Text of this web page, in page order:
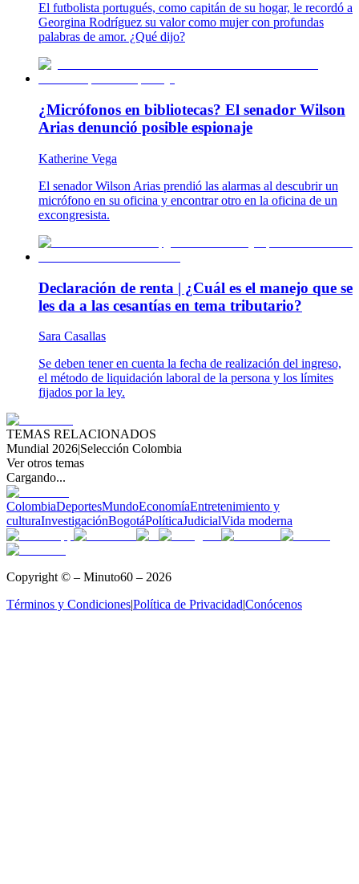
El futbolista portugués, como capitán de su hogar, le recordó a
Georgina Rodríguez su valor como mujer con profundas
palabras de amor. ¿Qué dijo?
¿Micrófonos en bibliotecas? El senador Wilson
Arias denunció posible espionaje
Katherine Vega
El senador Wilson Arias prendió las alarmas al descubrir un
micrófono en su oficina y encontrar otro en la oficina de un
excongresista.
Declaración de renta | ¿Cuál es el manejo que se
les da a las cesantías en tema tributario?
Sara Casallas
Se deben tener en cuenta la fecha de realización del ingreso,
el método de liquidación laboral de la persona y los límites
fijados por la ley.
TEMAS RELACIONADOS
Mundial 2026|Selección Colombia
Ver otros temas
Cargando...
ColombiaDeportesMundoEconomíaEntretenimiento y
culturaInvestigaciónBogotáPolíticaJudicialVida moderna
Copyright © – Minuto60 – 2026
Términos y Condiciones|Política de Privacidad|Conócenos